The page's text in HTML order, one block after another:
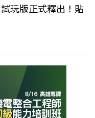
玩版正式釋出！貼